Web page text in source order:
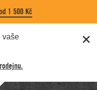
1 500 Kč
vaše